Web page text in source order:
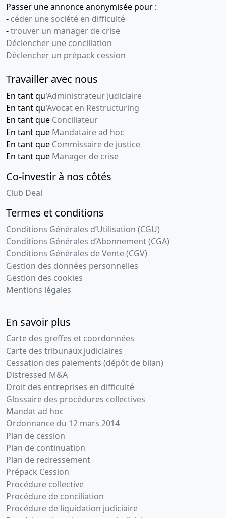
Passer une annonce anonymisée pour :
- céder une société en difficulté
-trouver un manager de crise
Déclencher une conciliation
Déclencher un prépack cession
Travailler avec nous
En tant qu'Administrateur Judiciaire
En tant qu'Avocat en Restructuring
En tant que Conciliateur
En tant que Mandataire ad hoc
En tant que Commissaire de justice
En tant que Manager de crise
Co-investir à nos côtés
Club Deal
Termes et conditions
Conditions Générales d’Utilisation (CGU)
Conditions Générales d’Abonnement (CGA)
Conditions Générales de Vente (CGV)
Gestion des données personnelles
Gestion des cookies
Mentions légales
En savoir plus
Carte des greffes et coordonnées
Carte des tribunaux judiciaires
Cessation des paiements (dépôt de bilan)
Distressed M&A
Droit des entreprises en difficulté
Glossaire des procédures collectives
Mandat ad hoc
Ordonnance du 12 mars 2014
Plan de cession
Plan de continuation
Plan de redressement
Prépack Cession
Procédure collective
Procédure de conciliation
Procédure de liquidation judiciaire